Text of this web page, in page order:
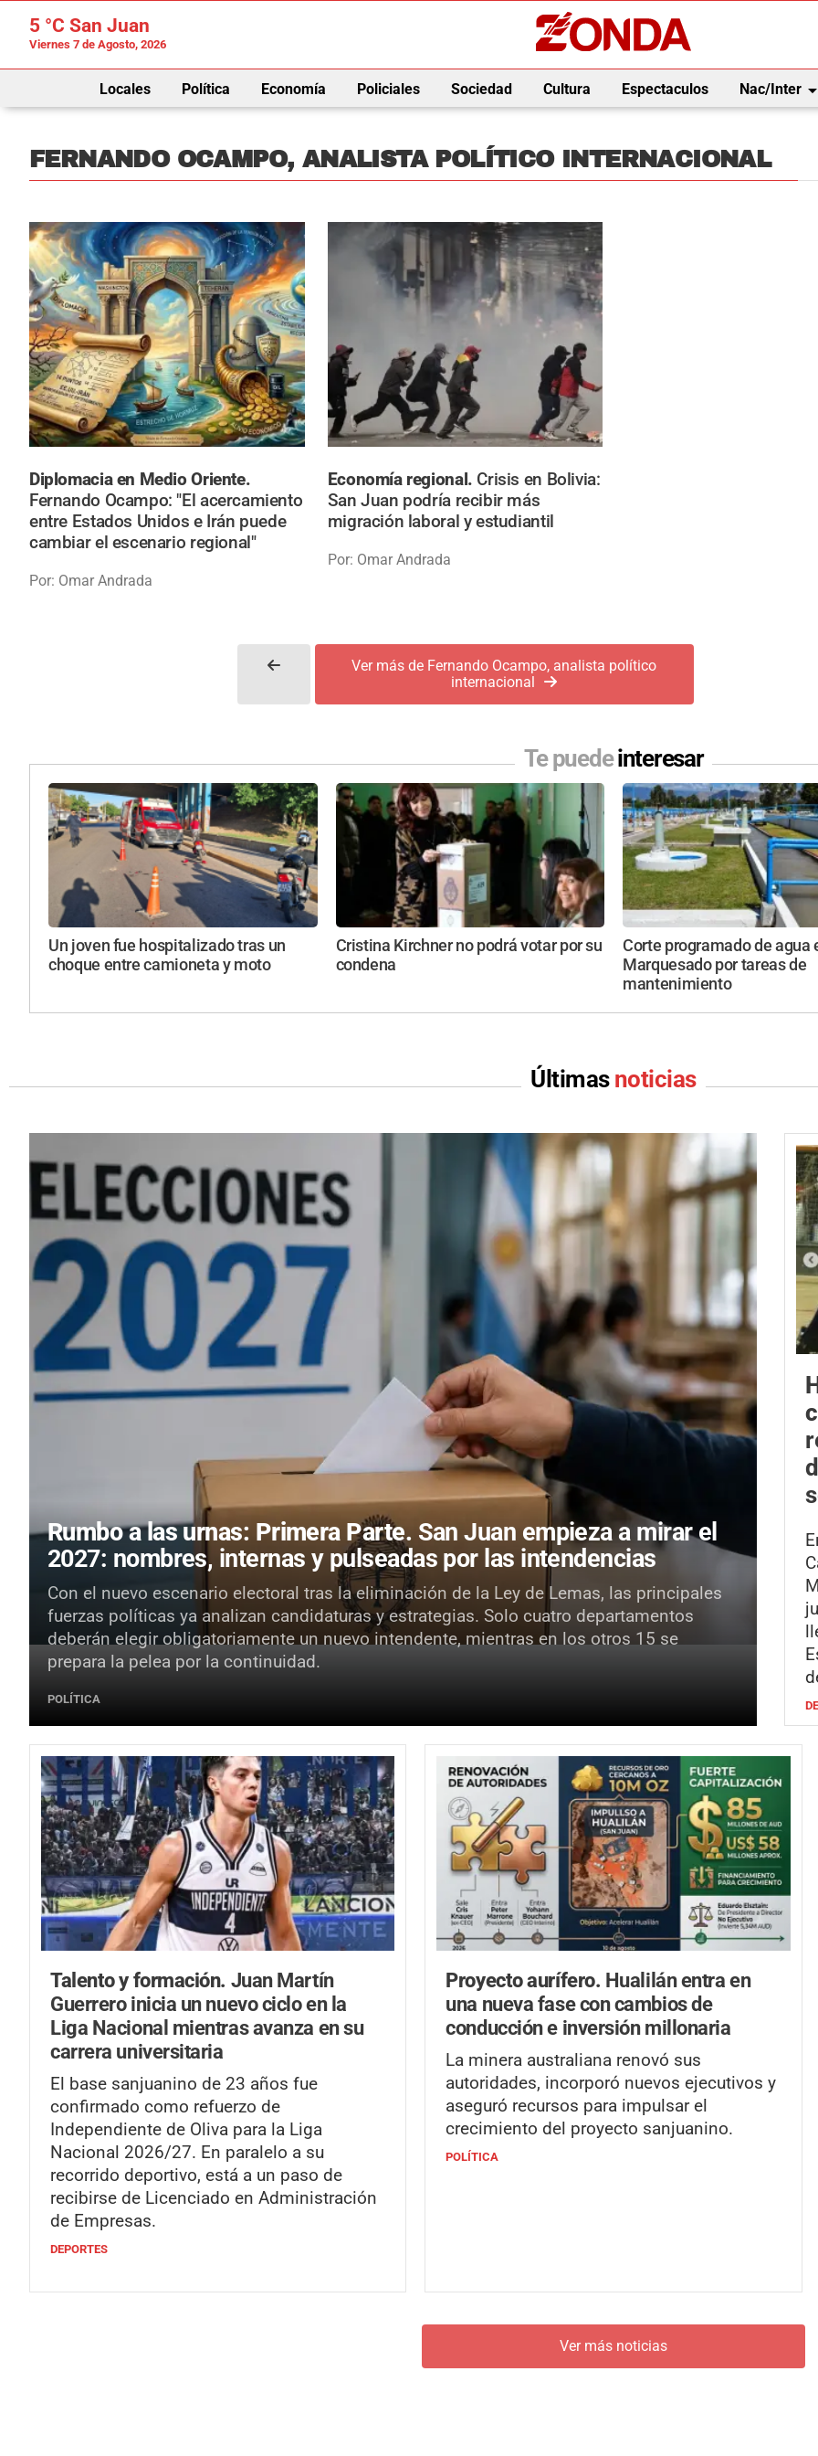
5 °C San Juan
Viernes 7 de Agosto, 2026
Locales Política Economía Policiales Sociedad Cultura Espectaculos Nac/Inter
FERNANDO OCAMPO, ANALISTA POLÍTICO INTERNACIONAL
Diplomacia en Medio Oriente.
Fernando Ocampo: "El acercamiento
entre Estados Unidos e Irán puede
cambiar el escenario regional"
Por: Omar Andrada
Economía regional. Crisis en Bolivia:
San Juan podría recibir más
migración laboral y estudiantil
Por: Omar Andrada
Ver más de Fernando Ocampo, analista político
internacional
Te puedeinteresar
Un joven fue hospitalizado tras un
choque entre camioneta y moto
Cristina Kirchner no podrá votar por su
condena
Corte programado de agua
Marquesado por tareas de
mantenimiento
Últimas noticias
Rumbo a las urnas: Primera Parte. San Juan empieza a mirar el
2027: nombres, internas y pulseadas por las intendencias
Con el nuevo escenario electoral tras la eliminación de la Ley de Lemas, las principales
fuerzas políticas ya analizan candidaturas y estrategias. Solo cuatro departamentos
deberán elegir obligatoriamente un nuevo intendente, mientras en los otros 15 se
prepara la pelea por la continuidad.
POLÍTICA
Talento y formación. Juan Martín
Guerrero inicia un nuevo ciclo en la
Liga Nacional mientras avanza en su
carrera universitaria
El base sanjuanino de 23 años fue
confirmado como refuerzo de
Independiente de Oliva para la Liga
Nacional 2026/27. En paralelo a su
recorrido deportivo, está a un paso de
recibirse de Licenciado en Administración
de Empresas.
DEPORTES
Proyecto aurífero. Hualilán entra en
una nueva fase con cambios de
conducción e inversión millonaria
La minera australiana renovó sus
autoridades, incorporó nuevos ejecutivos y
aseguró recursos para impulsar el
crecimiento del proyecto sanjuanino.
POLÍTICA
Ver más noticias